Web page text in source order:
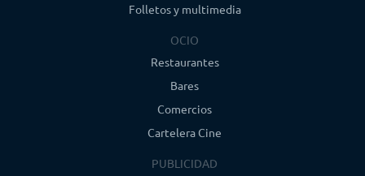
Folletos y multimedia
OCIO
Restaurantes
Bares
Comercios
Cartelera Cine
PUBLICIDAD